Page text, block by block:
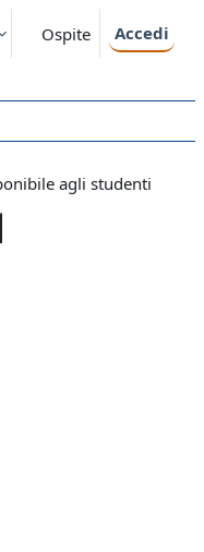
Ospite Accedi
agli studenti